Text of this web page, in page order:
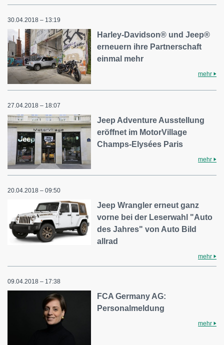
30.04.2018 – 13:19
Harley-Davidson® und Jeep®
erneuern ihre Partnerschaft
einmal mehr
mehr
27.04.2018 – 18:07
Jeep Adventure Ausstellung
eröffnet im MotorVillage
Champs-Elysées Paris
mehr
20.04.2018 – 09:50
Jeep Wrangler erneut ganz
vorne bei der Leserwahl "Auto
des Jahres" von Auto Bild
allrad
mehr
09.04.2018 – 17:38
FCA Germany AG:
Personalmeldung
mehr